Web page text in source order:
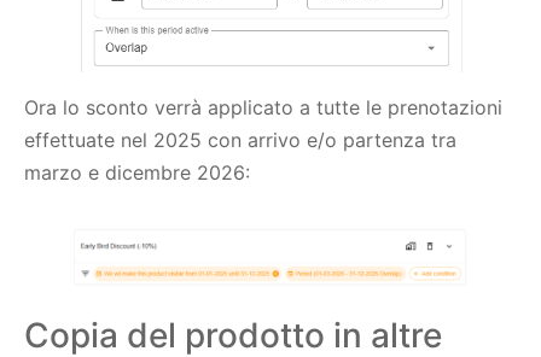
Ora lo sconto verrà applicato a tutte le prenotazioni
effettuate nel 2025 con arrivo e/o partenza tra
marzo e dicembre 2026:
Copia del prodotto in altre